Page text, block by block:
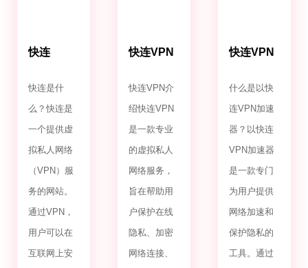
快连
快连是什
么？快连是
一个提供虚
拟私人网络
（VPN）服
务的网站。
通过VPN，
用户可以在
互联网上安
快连VPN
链接
快连VPN介
绍快连VPN
是一款专业
的虚拟私人
网络服务，
旨在帮助用
户保护在线
隐私、加密
网络连接、
快连VPN
方下载
什么是以快
连VPN加速
器？以快连
VPN加速器
是一款专门
为用户提供
网络加速和
保护隐私的
工具。通过